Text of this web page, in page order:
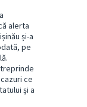
alerta
și-a
pe
ce
și a